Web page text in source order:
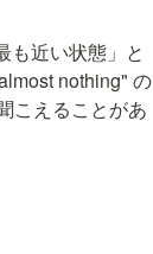
も近い状態」と
nothing" の
こえることがあ